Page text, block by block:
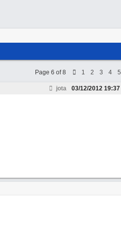
Page 6 of 8 1 2 3 4 5
jota 03/12/2012 19:37